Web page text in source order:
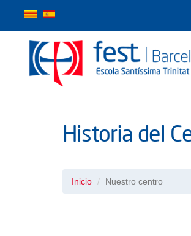
Historia del
Inicio Nuestro centro